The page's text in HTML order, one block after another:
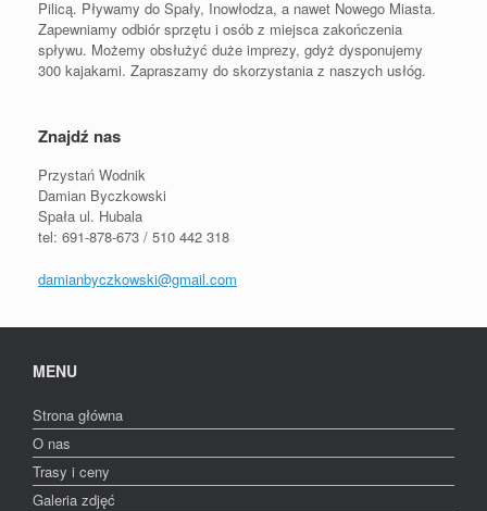
Pilicą. Pływamy do Spały, Inowłodza, a nawet Nowego Miasta.
Zapewniamy odbiór sprzętu i osób z miejsca zakończenia
spływu. Możemy obsłużyć duże imprezy, gdyż dysponujemy
300 kajakami. Zapraszamy do skorzystania z naszych usłóg.
Znajdź nas
Przystań Wodnik
Damian Byczkowski
Spała ul. Hubala
tel: 691-878-673 / 510 442 318
damianbyczkowski@gmail.com
MENU
Strona główna
O nas
Trasy i ceny
Galeria zdjęć